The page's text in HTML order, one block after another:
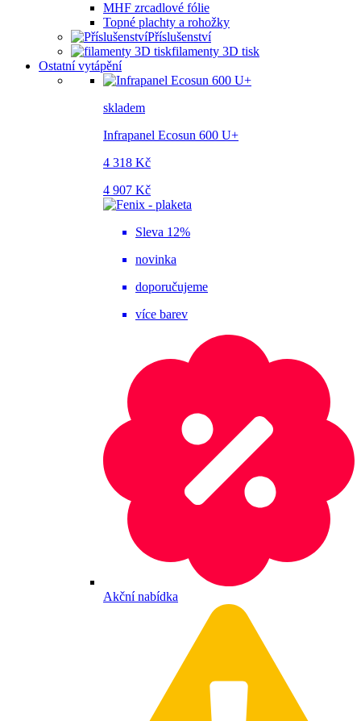
MHF zrcadlové fólie
Topné plachty a rohožky
Příslušenství
filamenty 3D tisk
Ostatní vytápění
skladem
Infrapanel Ecosun 600 U+
4 318 Kč
4 907 Kč
Sleva 12%
novinka
doporučujeme
více barev
Akční nabídka